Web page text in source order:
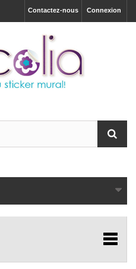
Connexion
Contactez-nous